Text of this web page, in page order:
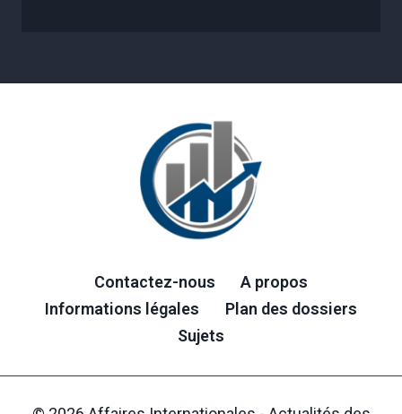
Contactez-nous
A propos
Informations légales
Plan des dossiers
Sujets